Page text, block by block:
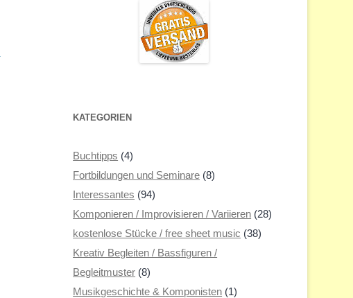
KATEGORIEN
Buchtipps (4)
Fortbildungen und Seminare (8)
Interessantes (94)
Komponieren / Improvisieren / Variieren (28)
kostenlose Stücke / free sheet music (38)
Kreativ Begleiten / Bassfiguren /
Begleitmuster (8)
Musikgeschichte & Komponisten (1)